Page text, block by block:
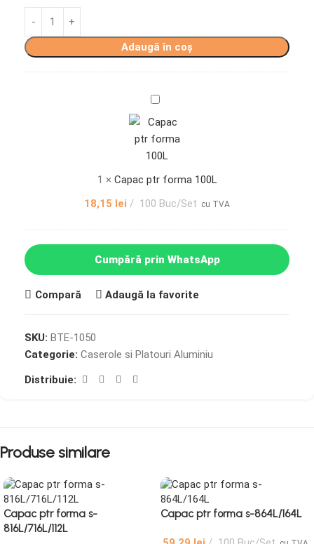
Adaugă în coș
Capac
ptr
forma
100L
1 × Capac ptr forma 100L
18,15 lei 100 Buc/Set cu TVA
Cumpără prin WhatsApp
Compară Adaugă la favorite
SKU: BTE-1050
Categorie: Caserole si Platouri Aluminiu
Distribuie:
Produse similare
Capac ptr forma s-
816L/716L/112L
Capac ptr forma s-864L/164L